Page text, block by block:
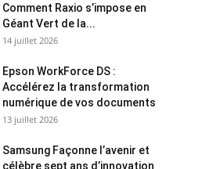
Comment Raxio s’impose en
Géant Vert de la...
14 juillet 2026
Epson WorkForce DS :
Accélérez la transformation
numérique de vos documents
13 juillet 2026
Samsung Façonne l’avenir et
célèbre sept ans d’innovation